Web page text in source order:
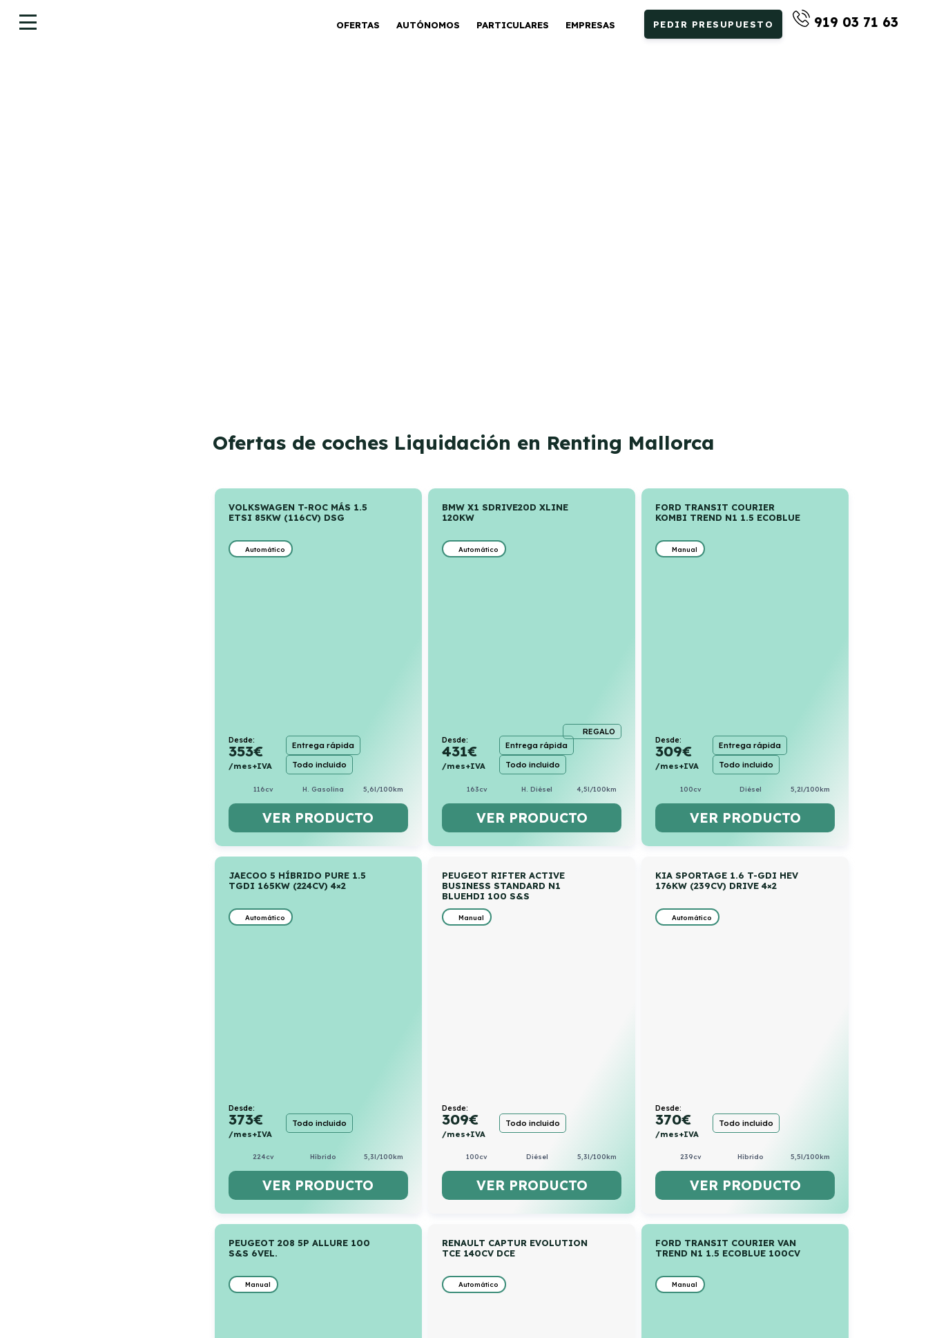
OFERTAS AUTÓNOMOS PARTICULARES EMPRESAS PEDIR PRESUPUESTO 919 03 71 63
Ofertas de coches Liquidación en Renting Mallorca
VOLKSWAGEN T-ROC MÁS 1.5
ETSI 85KW (116CV) DSG
Automático
Desde:
353€
/mes+IVA
Entrega rápida
Todo incluido
116cv H. Gasolina 5,6l/100km
VER PRODUCTO
BMW X1 SDRIVE20D XLINE
120KW
Automático
REGALO
Desde:
431€
/mes+IVA
Entrega rápida
Todo incluido
163cv H. Diésel 4,5l/100km
VER PRODUCTO
FORD TRANSIT COURIER
KOMBI TREND N1 1.5 ECOBLUE
Manual
Desde:
309€
/mes+IVA
Entrega rápida
Todo incluido
100cv Diésel 5,2l/100km
VER PRODUCTO
JAECOO 5 HÍBRIDO PURE 1.5
TGDI 165KW (224CV) 4×2
Automático
Desde:
373€
/mes+IVA
Todo incluido
224cv Híbrido 5,3l/100km
VER PRODUCTO
PEUGEOT RIFTER ACTIVE
BUSINESS STANDARD N1
BLUEHDI 100 S&S
Manual
Desde:
309€
/mes+IVA
Todo incluido
100cv Diésel 5,3l/100km
VER PRODUCTO
KIA SPORTAGE 1.6 T-GDI HEV
176KW (239CV) DRIVE 4×2
Automático
Desde:
370€
/mes+IVA
Todo incluido
239cv Híbrido 5,5l/100km
VER PRODUCTO
PEUGEOT 208 5P ALLURE 100
S&S 6VEL.
Manual
RENAULT CAPTUR EVOLUTION
TCE 140CV DCE
Automático
FORD TRANSIT COURIER VAN
TREND N1 1.5 ECOBLUE 100CV
Manual